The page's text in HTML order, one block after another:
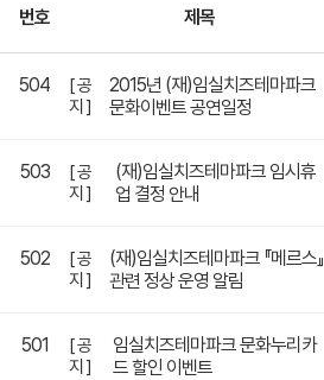
번호 제목
504
[ 공
지 ]
2015년 (재)임실치즈테마파크
문화이벤트 공연일정
503
[ 공
지 ]
(재)임실치즈테마파크 임시휴
업 결정 안내
502
[ 공
지 ]
(재)임실치즈테마파크 『메르스』
관련 정상 운영 알림
501
[ 공
지 ]
임실치즈테마파크 문화누리카
드 할인 이벤트